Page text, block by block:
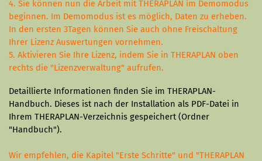
4. Sie können nun die Arbeit mit THERAPLAN im Demomodus
beginnen. Im Demomodus ist es möglich, Daten zu erheben.
In den ersten 3Tagen können Sie auch ohne Freischaltung
Ihrer Lizenz Auswertungen vornehmen.
5. Aktivieren Sie Ihre Lizenz, indem Sie in THERAPLAN oben
rechts die "Lizenzverwaltung" aufrufen.
Detaillierte Informationen finden Sie im THERAPLAN-
Handbuch. Dieses ist nach der Installation als PDF-Datei in
Ihrem THERAPLAN-Verzeichnis gespeichert (Ordner
"Handbuch").
Wir empfehlen, die Kapitel "Erste Schritte" und "THERAPLAN